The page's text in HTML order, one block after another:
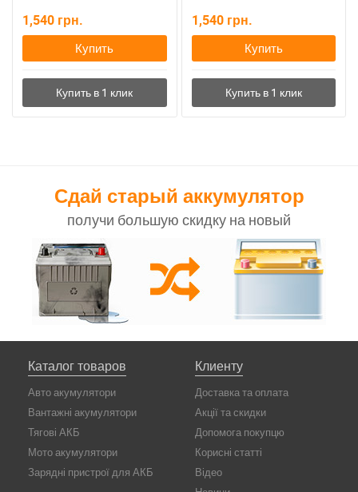
1,540 грн.
Купить
1,540 грн.
Купить
Сдай старый аккумулятор
получи большую скидку на новый
Каталог товаров
Авто акумулятори
Вантажні акумулятори
Тягові АКБ
Мото акумулятори
Зарядні пристрої для АКБ
Клиенту
Доставка та оплата
Акції та скидки
Допомога покупцю
Корисні статті
Відео